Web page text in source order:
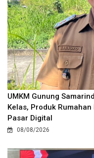
UMKM Gunung
Kelas, Produk
Pasar Digital
08/08/2026